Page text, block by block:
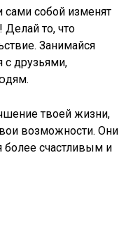
собой изменят
то, что
Занимайся
друзьями,
твоей жизни,
возможности. Они
более счастливым и